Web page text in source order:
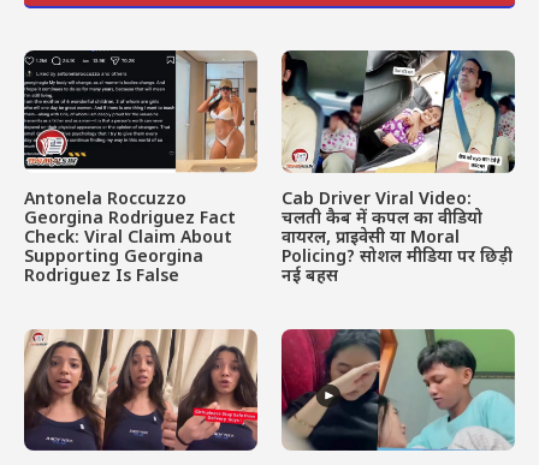
Antonela Roccuzzo
Georgina Rodriguez Fact
Check: Viral Claim About
Supporting Georgina
Rodriguez Is False
Cab Driver Viral Video:
चलती कैब में कपल का वीडियो
वायरल, प्राइवेसी या Moral
Policing? सोशल मीडिया पर छिड़ी
नई बहस